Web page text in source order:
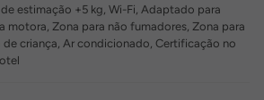
estimação +5 kg, Wi-Fi, Adaptado para
motora, Zona para não fumadores, Zona para
de criança, Ar condicionado, Certificação no